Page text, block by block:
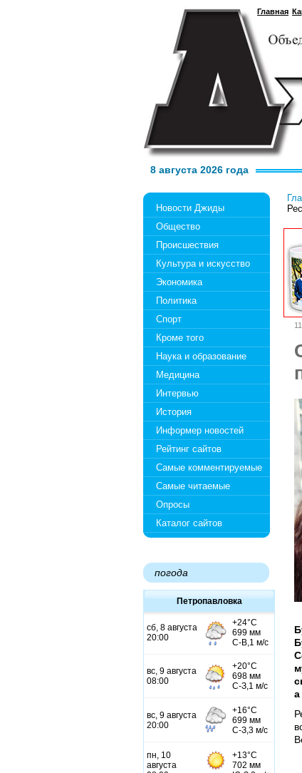
Главная
8 августа 2026 года
Новости Джиды
Общество
Происшествия
Культура и искусство
Экономика
Политика
Спорт
Кроме того
Наука и образование
Медицина
Интервью
История
Информер новостей
Рейтинг сайтов
Самые комментируемые
Самые читаемые
Опросы
Каталог сайтов
погода
Петропавловка
а